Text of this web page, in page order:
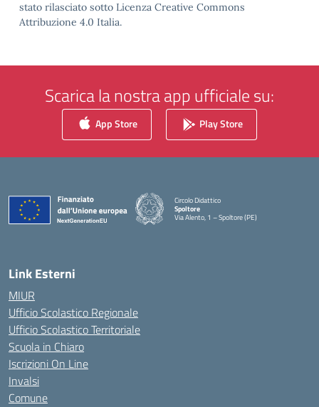
stato rilasciato sotto Licenza Creative Commons
Attribuzione 4.0 Italia.
Scarica la nostra app ufficiale su:
App Store Play Store
Circolo Didattico
Spoltore
Via Alento, 1 – Spoltore (PE)
— Visita la pagina iniziale della scuola
Link Esterni
MIUR
Ufficio Scolastico Regionale
Ufficio Scolastico Territoriale
Scuola in Chiaro
Iscrizioni On Line
Invalsi
Comune